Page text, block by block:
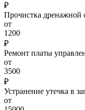
₽
Прочистка дренажной
от
1200
₽
Ремонт платы
от
3500
₽
Устранение утечка в
от